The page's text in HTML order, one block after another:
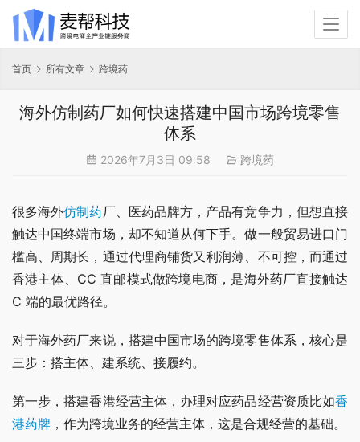
首页 所有文章 跨境药
海外仿制药厂如何快速搭建中国市场跨境零售
体系
2026年7月3日 09:58 跨境药
很多海外仿制药厂、医药品牌方，产品有竞争力，但想直接
触达中国终端市场，却不知道从何下手。做一般贸易进口门
槛高、周期长，通过代理商铺货又利润薄、不可控，而通过
香港主体、CC 直邮模式做跨境电商，是海外药厂直接触达
C 端的最优路径。
对于海外药厂来说，搭建中国市场的跨境零售体系，核心是
三步：搭主体、建系统、接履约。
第一步，搭建香港经营主体，办理对应药品经营资质比如香
港药牌 ，作为跨境业务的经营主体，这是合规经营的基础。